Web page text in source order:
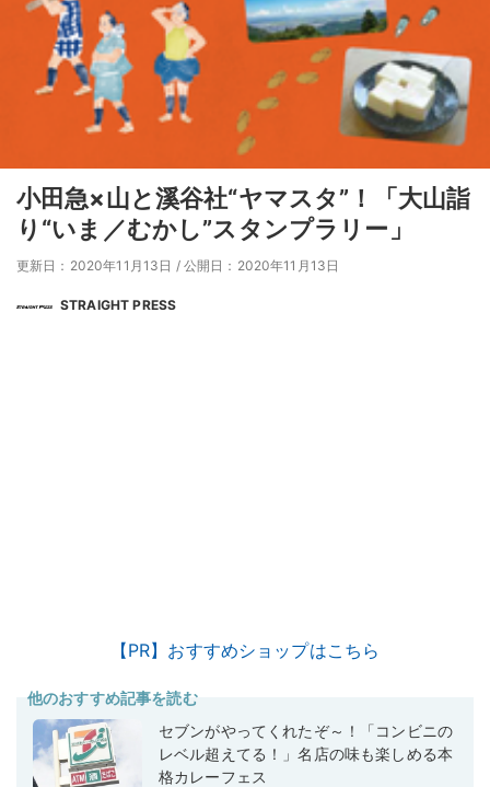
小田急×山と溪谷社“ヤマスタ”！「大山詣
り“いま／むかし”スタンプラリー」
更新日：2020年11月13日 / 公開日：2020年11月13日
STRAIGHT PRESS
【PR】おすすめショップはこちら
他のおすすめ記事を読む
セブンがやってくれたぞ～！「コンビニの
レベル超えてる！」名店の味も楽しめる本
格カレーフェス